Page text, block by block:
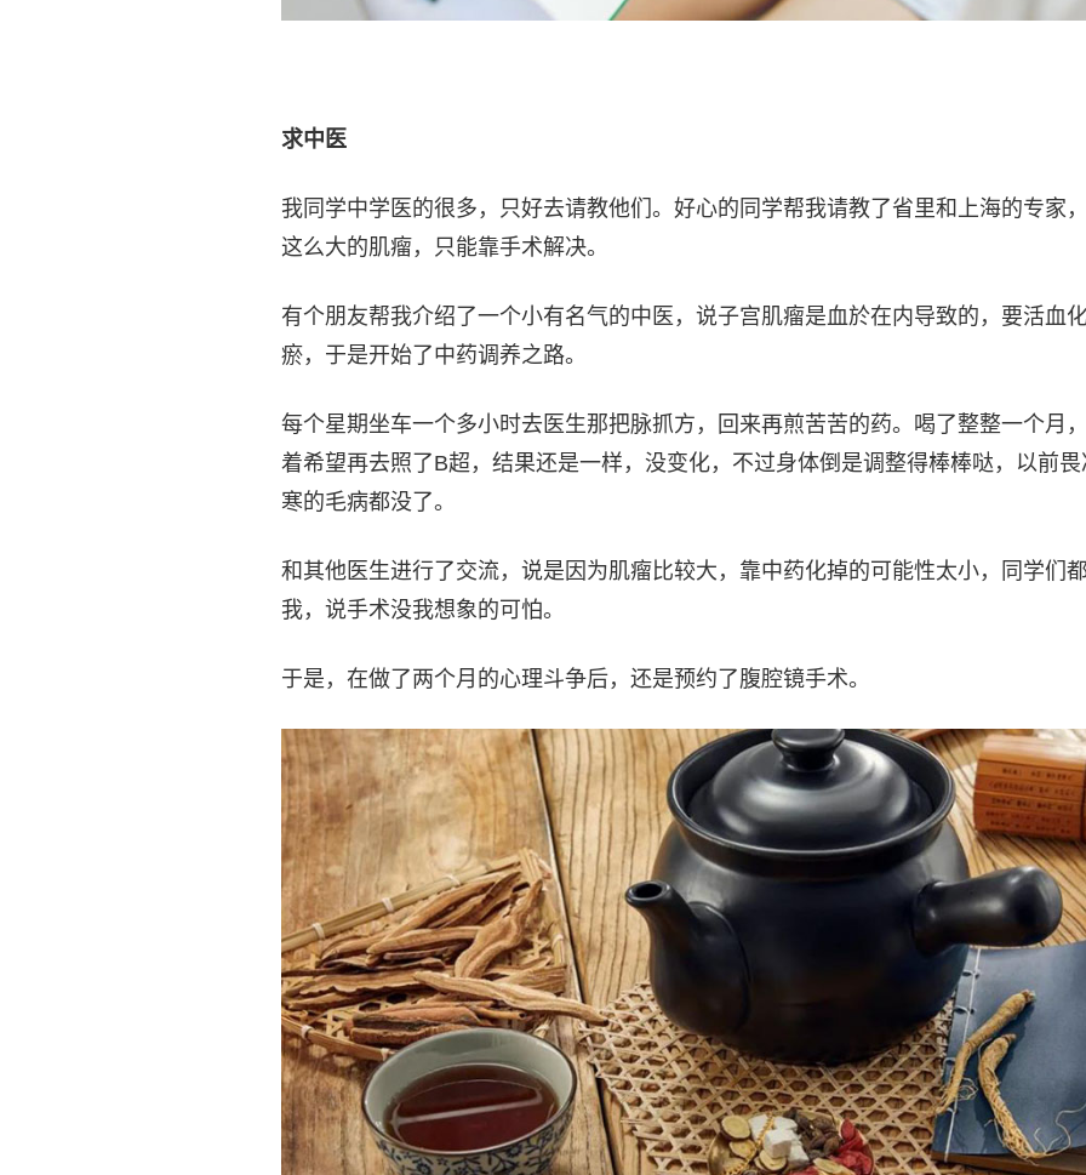
求中医
我同学中学医的很多，只好去请教他们。好心的同学帮我请教了省里和上海的专家
这么大的肌瘤，只能靠手术解决。
有个朋友帮我介绍了一个小有名气的中医，说子宫肌瘤是血於在内导致的，要活血
瘀，于是开始了中药调养之路。
每个星期坐车一个多小时去医生那把脉抓方，回来再煎苦苦的药。喝了整整一个月
着希望再去照了B超，结果还是一样，没变化，不过身体倒是调整得棒棒哒，以前畏
寒的毛病都没了。
和其他医生进行了交流，说是因为肌瘤比较大，靠中药化掉的可能性太小，同学们
我，说手术没我想象的可怕。
于是，在做了两个月的心理斗争后，还是预约了腹腔镜手术。